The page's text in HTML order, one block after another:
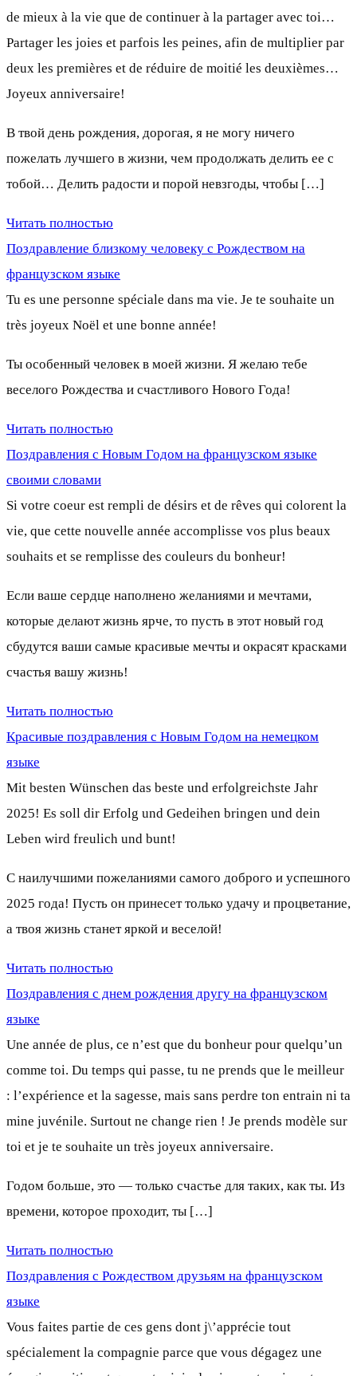
de mieux à la vie que de continuer à la partager avec toi…
Partager les joies et parfois les peines, afin de multiplier par
deux les premières et de réduire de moitié les deuxièmes…
Joyeux anniversaire!
В твой день рождения, дорогая, я не могу ничего
пожелать лучшего в жизни, чем продолжать делить ее с
тобой… Делить радости и порой невзгоды, чтобы […]
Читать полностью
Поздравление близкому человеку с Рождеством на
французском языке
Tu es une personne spéciale dans ma vie. Je te souhaite un
très joyeux Noël et une bonne année!
Ты особенный человек в моей жизни. Я желаю тебе
веселого Рождества и счастливого Нового Года!
Читать полностью
Поздравления с Новым Годом на французском языке
своими словами
Si votre coeur est rempli de désirs et de rêves qui colorent la
vie, que cette nouvelle année accomplisse vos plus beaux
souhaits et se remplisse des couleurs du bonheur!
Если ваше сердце наполнено желаниями и мечтами,
которые делают жизнь ярче, то пусть в этот новый год
сбудутся ваши самые красивые мечты и окрасят красками
счастья вашу жизнь!
Читать полностью
Красивые поздравления с Новым Годом на немецком
языке
Mit besten Wünschen das beste und erfolgreichste Jahr
2025! Es soll dir Erfolg und Gedeihen bringen und dein
Leben wird freulich und bunt!
С наилучшими пожеланиями самого доброго и успешного
2025 года! Пусть он принесет только удачу и процветание,
а твоя жизнь станет яркой и веселой!
Читать полностью
Поздравления с днем рождения другу на французском
языке
Une année de plus, ce n’est que du bonheur pour quelqu’un
comme toi. Du temps qui passe, tu ne prends que le meilleur
: l’expérience et la sagesse, mais sans perdre ton entrain ni ta
mine juvénile. Surtout ne change rien ! Je prends modèle sur
toi et je te souhaite un très joyeux anniversaire.
Годом больше, это — только счастье для таких, как ты. Из
времени, которое проходит, ты […]
Читать полностью
Поздравления с Рождеством друзьям на французском
языке
Vous faites partie de ces gens dont j\’apprécie tout
spécialement la compagnie parce que vous dégagez une